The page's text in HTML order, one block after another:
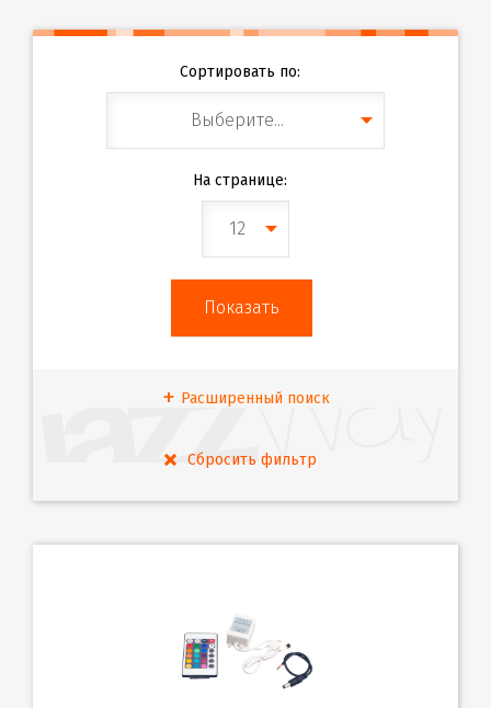
Сортировать по:
Выберите...
На странице:
12
Расширенный поиск